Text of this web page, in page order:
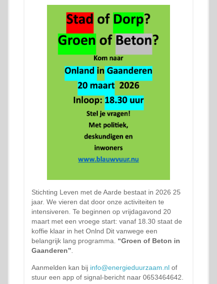
Stichting Leven met de Aarde bestaat in 2026 25
jaar. We vieren dat door onze activiteiten te
intensiveren. Te beginnen op vrijdagavond 20
maart met een vroege start: vanaf 18.30 staat de
koffie klaar in het Onlnd Dit vanwege een
belangrijk lang programma. “Groen of Beton in
Gaanderen”
Aanmelden kan bij info@energieduurzaam.nl of
stuur een app of signal-bericht naar 0653464642.